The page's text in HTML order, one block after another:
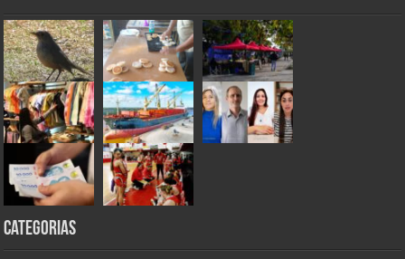
Categorias